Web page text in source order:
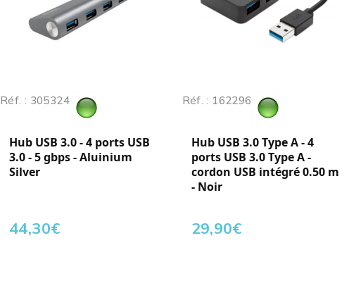
Réf. : 305324
Hub USB 3.0 - 4 ports USB
3.0 - 5 gbps - Aluinium
Silver
44,30€
Réf. : 162296
Hub USB 3.0 Type A - 4
ports USB 3.0 Type A -
cordon USB intégré 0.50 m
- Noir
29,90€